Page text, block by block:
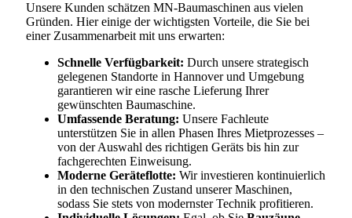
Unsere Kunden schätzen MN-Baumaschinen aus vielen
Gründen. Hier einige der wichtigsten Vorteile, die Sie bei
einer Zusammenarbeit mit uns erwarten:
Schnelle Verfügbarkeit: Durch unsere strategisch
gelegenen Standorte in Hannover und Umgebung
garantieren wir eine rasche Lieferung Ihrer
gewünschten Baumaschine.
Umfassende Beratung: Unsere Fachleute
unterstützen Sie in allen Phasen Ihres Mietprozesses –
von der Auswahl des richtigen Geräts bis hin zur
fachgerechten Einweisung.
Moderne Geräteflotte: Wir investieren kontinuierlich
in den technischen Zustand unserer Maschinen,
sodass Sie stets von modernster Technik profitieren.